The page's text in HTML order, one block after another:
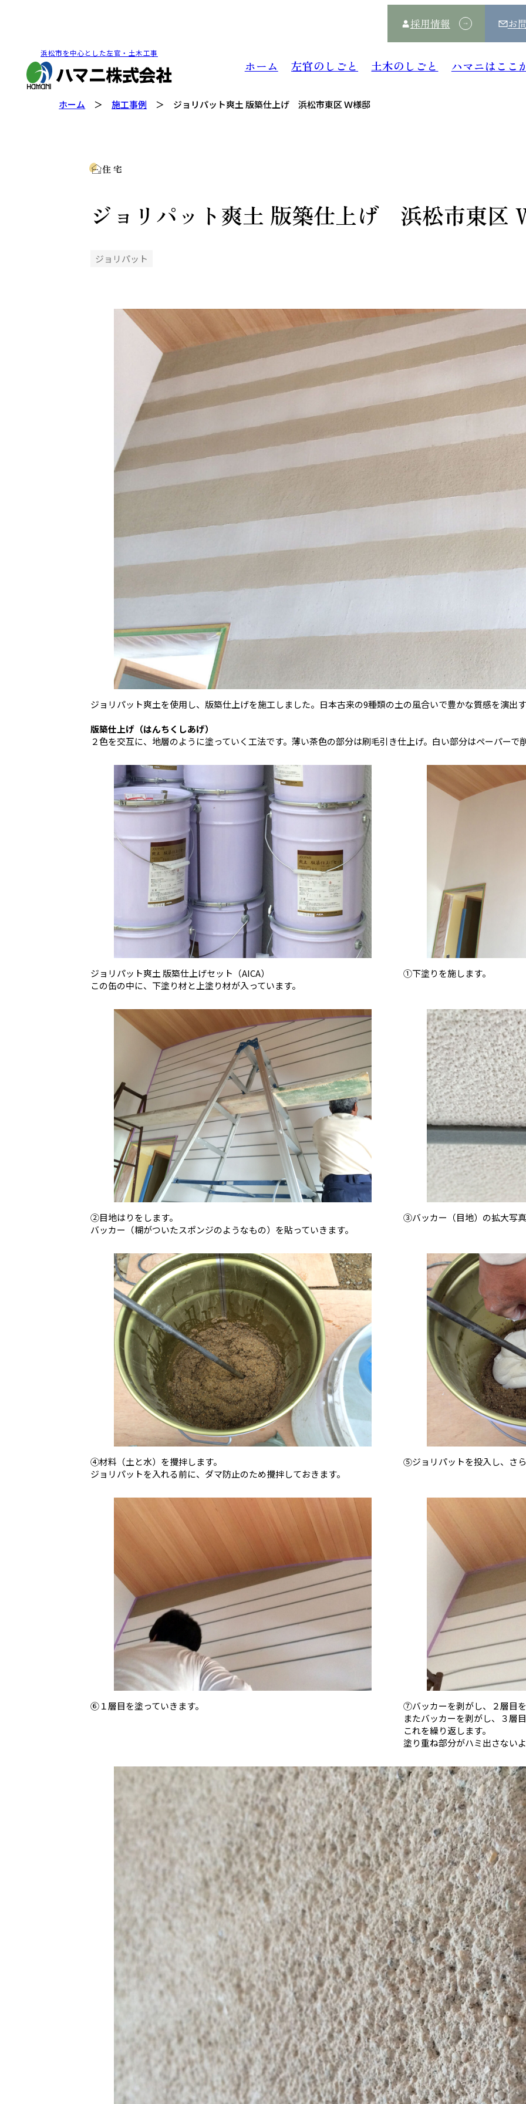
浜松市を中心とした左官・土木工事
採用情報 お
ホーム 左官のしごと 土木のしごと ハマニはここ
ホーム 施工事例 ジョリパット爽土 版築仕上げ 浜松市東区 Ｗ様邸
住 宅
ジョリパット爽土 版築仕上げ 浜松市東区
ジョリパット
ジョリパット爽土を使用し、版築仕上げを施工しました。日本古来の9種類の土の風合いで豊かな質感を演出
版築仕上げ（はんちくしあげ）
２色を交互に、地層のように塗っていく工法です。薄い茶色の部分は刷毛引き仕上げ。白い部分はペーパーで
ジョリパット爽土 版築仕上げセット（AICA）
この缶の中に、下塗り材と上塗り材が入っています。
①下塗りを施します。
②目地はりをします。
バッカー（糊がついたスポンジのようなもの）を貼っていきます。
③バッカー（目地）の拡大写
④材料（土と水）を攪拌します。
ジョリパットを入れる前に、ダマ防止のため攪拌しておきます。
⑤ジョリパットを投入し、さ
⑥１層目を塗っていきます。
⑦バッカーを剥がし、２層目
またバッカーを剥がし、３層
これを繰り返します。
塗り重ね部分がハミ出さない